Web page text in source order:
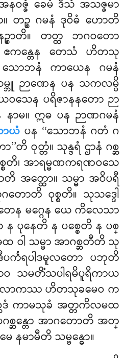
နဝဇ္ဇံ ခေမံ ဒိသံ အသဇ္ဇမာ
တဉ္စ ဂမနံ ဒုဝိဓံ ဟောတိ
စာတိ။ တတ္ထ ဘဂဝတော
ဧကန္တေန တေသံ ဟိတသု
ောဘနံ ကာယေန ဂမနံ
ဘူ ဉာဏေန ပန သကလမ္ပိ
ေန ပရိဇာနနတော ဉာ
ာမ။ ဣဓ ပန ဉာဏဂမနံ
ာယံ ပန ‘‘သောဘနံ ဂတံ ဂ
ဝုတ္တံ။ သုန္ဒရံ ဌာနံ ဂစ္ဆ
တိ၊ အာရမ္မဏကရဏဝသေ
တိ အတ္ထော။ သမ္မာ အဝိပရီ
ာတိ ဝုစ္စတိ။ သုသဒ္ဒေါ
တေန မဂ္ဂေန ယေ ကိလေသာ
ပုနေတိ န ပစ္စေတိ န ပစ္
ဝါ သမ္မာ အာဂစ္ဆတီတိ သု
င်္ကရပါဒမူလတော ပဘုတိ
ဝ သမတိံသပါရမိပူရိကာယ
လောကဿ ဟိတသုခမေဝ က
ေဒံ ကာမသုခံ အတ္တကိလမထ
စ္ဆန္တော အာဂတောတိ အတ္
နမာမီတိ သမ္ဗန္ဓော။